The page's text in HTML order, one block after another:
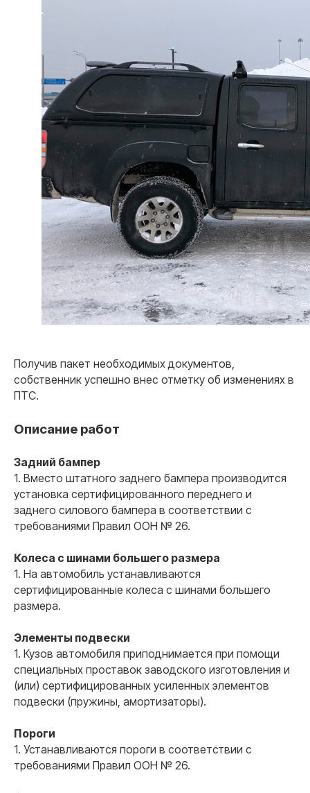
Получив пакет необходимых документов,
собственник успешно внес отметку об изменениях в
ПТС.
Описание работ
Задний бампер
1. Вместо штатного заднего бампера производится
установка сертифицированного переднего и
заднего силового бампера в соответствии с
требованиями Правил ООН № 26.
Колеса с шинами большего размера
1. На автомобиль устанавливаются
сертифицированные колеса с шинами большего
размера.
Элементы подвески
1. Кузов автомобиля приподнимается при помощи
специальных проставок заводского изготовления и
(или) сертифицированных усиленных элементов
подвески (пружины, амортизаторы).
Пороги
1. Устанавливаются пороги в соответствии с
требованиями Правил ООН № 26.
Нашипреимущества
Договор с 100%
гарантиями заказчика
Работаем исключительно по договору. Если
мы не сможем вам помочь, то
компании.
Оформляем даже самые
сложные переоборудования
Почему мы